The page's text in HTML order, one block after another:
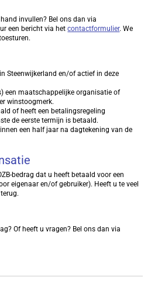
invullen? Bel ons dan via
een bericht via hetcontactformulier. We
Steenwijkerland en/of actief in deze
een maatschappelijke organisatie of
winstoogmerk.
of heeft een betalingsregeling
de eerste termijn is betaald.
een half jaar na dagtekening van de
bedrag dat u heeft betaald voor een
eigenaar en/of gebruiker). Heeft u te veel
Of heeft u vragen? Bel ons dan via